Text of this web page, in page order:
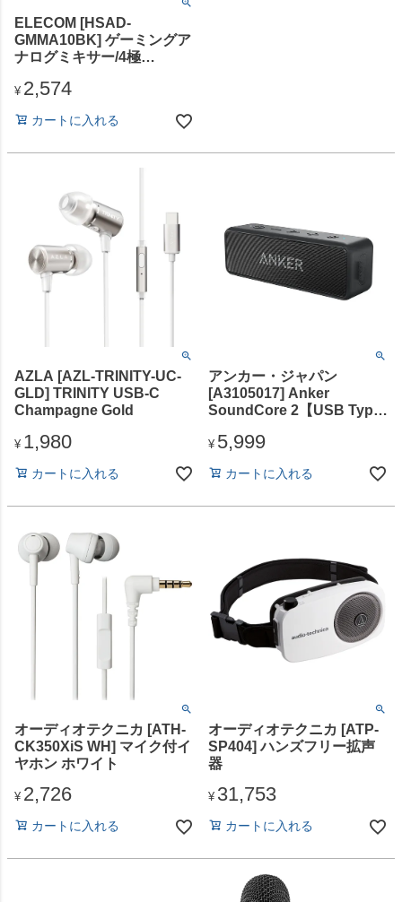
ELECOM [HSAD-
GMMA10BK] ゲーミングア
ナログミキサー/4極
NINTENDO SWITCH(TM)
¥ 2,574
カートに入れる
AZLA [AZL-TRINITY-UC-
GLD] TRINITY USB-C
Champagne Gold
¥ 1,980
カートに入れる
アンカー・ジャパン
[A3105017] Anker
SoundCore 2【USB Type-
¥ 5,999
カートに入れる
オーディオテクニカ [ATH-
CK350XiS WH] マイク付イ
ヤホン ホワイト
¥ 2,726
カートに入れる
オーディオテクニカ [ATP-
SP404] ハンズフリー拡声
器
¥ 31,753
カートに入れる